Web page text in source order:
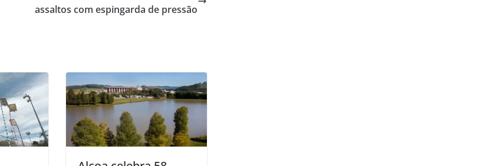
assaltos com espingarda de pressão